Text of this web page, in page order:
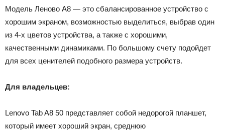
Модель Леново А8 — это сбалансированное устройство с
хорошим экраном, возможностью выделиться, выбрав один
из 4-х цветов устройства, а также с хорошими,
качественными динамиками. По большому счету подойдет
для всех ценителей подобного размера устройств.
Для владельцев:
Lenovo Tab A8 50 представляет собой недорогой планшет,
который имеет хороший экран, среднюю